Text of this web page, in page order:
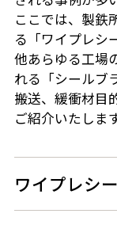
ここでは、製鉄
る「ワイプレシ
他あらゆる工場
れる「シールブ
搬送、緩衝材目
ご紹介いたしま
ワイプレシ